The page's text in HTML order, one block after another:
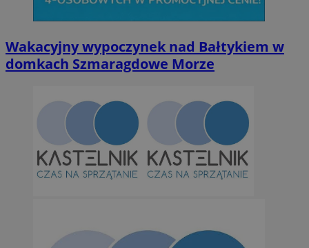
Wakacyjny wypoczynek nad Bałtykiem w
domkach Szmaragdowe Morze
Niesklasyfikowane
Niezbędne Wydajność Targetowanie
Niezbędne pliki cookie umożliwiają korzystanie z podstawowych
takich jak logowanie użytkownika i zarządzanie kontem. Bez
można prawidłowo korzystać ze strony internetowej.
Nazwa
Provider/
orzesze.com.pl